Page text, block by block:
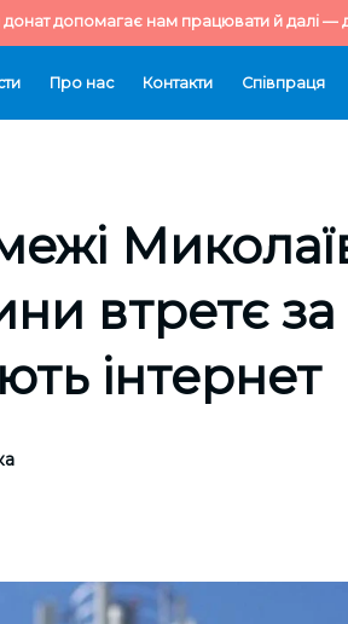
допомагає нам працювати й далі —
Про нас Контакти Cпівпраця
втретє
інтернет